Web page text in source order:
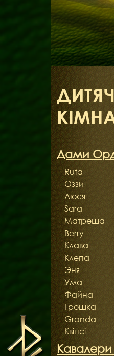
Дами
Ruta
Оззи
Люся
Sara
Матреша
Berry
Клава
Клепа
Эня
Ума
Файна
Грошка
Granda
Квінсі